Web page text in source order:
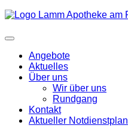
Angebote
Aktuelles
Über uns
Wir über uns
Rundgang
Kontakt
Aktueller Notdienstplan